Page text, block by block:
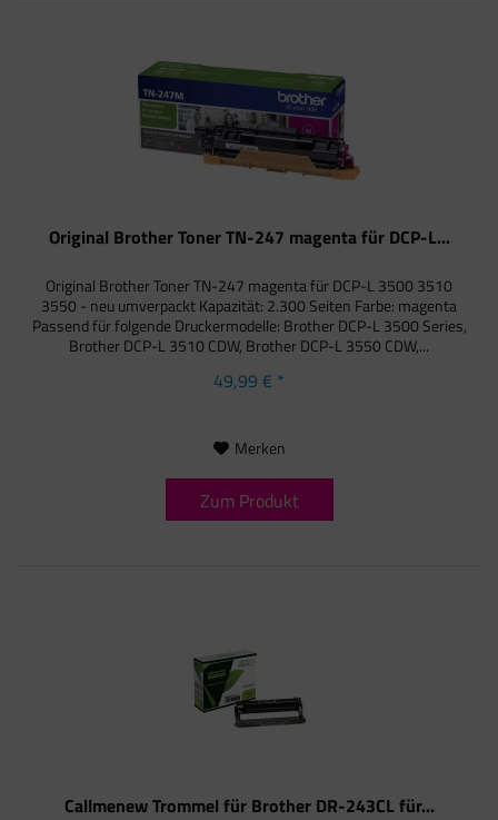
Original Brother Toner TN-247 magenta für DCP-L...
Original Brother Toner TN-247 magenta für DCP-L 3500 3510
3550 - neu umverpackt Kapazität: 2.300 Seiten Farbe: magenta
Passend für folgende Druckermodelle: Brother DCP-L 3500 Series,
Brother DCP-L 3510 CDW, Brother DCP-L 3550 CDW,...
49,99 € *
Merken
Zum Produkt
Callmenew Trommel für Brother DR-243CL für...